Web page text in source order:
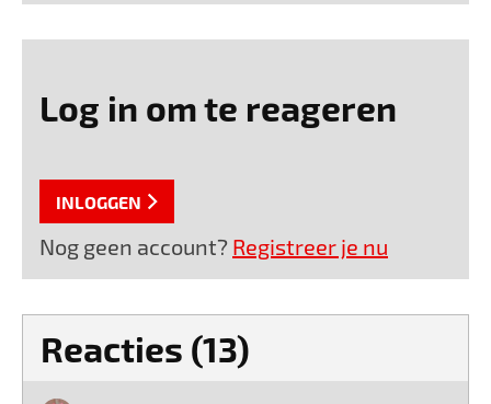
Log in om te reageren
INLOGGEN
Nog geen account? Registreer je nu
Reacties (13)